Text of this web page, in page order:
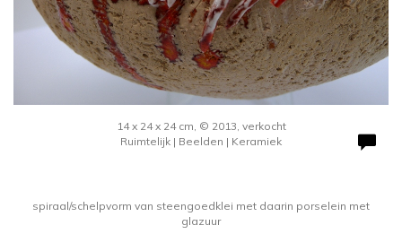
14 x 24 x 24 cm, © 2013, verkocht
Ruimtelijk | Beelden | Keramiek
spiraal/schelpvorm van steengoedklei met daarin porselein met
glazuur